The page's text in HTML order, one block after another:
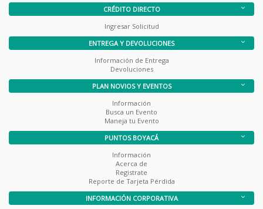
CRÉDITO DIRECTO
Ingresar Solicitud
ENTREGA Y DEVOLUCIONES
Información de Entrega
Devoluciones
PLAN NOVIOS Y EVENTOS
Información
Busca un Evento
Maneja tu Evento
PUNTOS BOYACÁ
Información
Acerca de
Registrate
Reporte de Tarjeta Pérdida
INFORMACIÓN CORPORATIVA